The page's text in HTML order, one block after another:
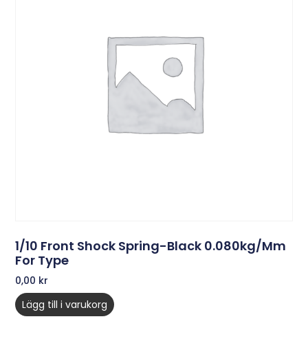
1/10 Front Shock Spring-Black 0.080kg/mm
For Type
0,00 kr
Lägg till i varukorg